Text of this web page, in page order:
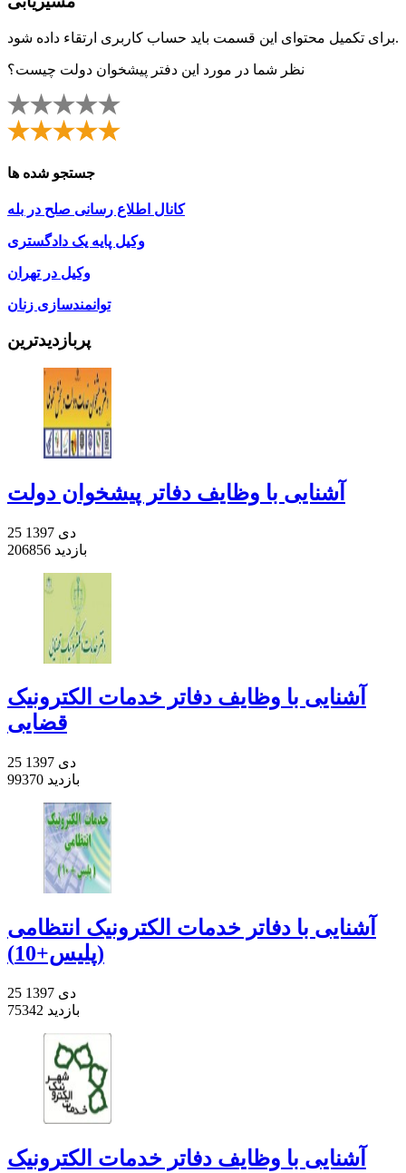
برای تکمیل محتوای این قسمت باید حساب کاربری ارتقاء داده شود.
نظر شما در مورد این دفتر پیشخوان دولت چیست؟
جستجو شده ها
کانال اطلاع رسانی صلح در بله
وکیل پایه یک دادگستری
وکیل در تهران
توانمندسازی زنان
پربازدیدترین
آشنایی با وظایف دفاتر پیشخوان دولت
25 دی 1397
206856 بازدید
آشنایی با وظایف دفاتر خدمات الکترونیک
قضایی
25 دی 1397
99370 بازدید
آشنایی با دفاتر خدمات الکترونیک انتظامی
(پلیس+10)
25 دی 1397
75342 بازدید
آشنایی با وظایف دفاتر خدمات الکترونیک